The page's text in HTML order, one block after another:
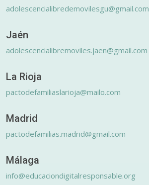
adolescencialibredemovilesgu@gmail.com
Jaén
adolescencialibremoviles.jaen@gmail.com
La Rioja
pactodefamiliaslarioja@mailo.com
Madrid
pactodefamilias.madrid@gmail.com
Málaga
info@educaciondigitalresponsable.org